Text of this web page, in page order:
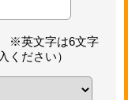
※英文字は6文字
ください）